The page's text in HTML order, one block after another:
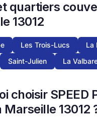
quartiers
13012
Les Trois-Lucs
La
Saint-Julien La
choisir SPEED
Marseille 13012